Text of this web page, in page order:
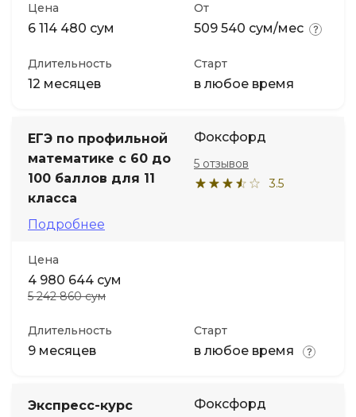
Цена
6 114 480 сум
От
509 540 сум/мес
Длительность
12 месяцев
Старт
в любое время
ЕГЭ по профильной
математике с 60 до
100 баллов для 11
класса
Подробнее
Фоксфорд
3.5
5 отзывов
Цена
4 980 644 сум
5 242 860 сум
Длительность
9 месяцев
Старт
в любое время
Экспресс-курс
Фоксфорд